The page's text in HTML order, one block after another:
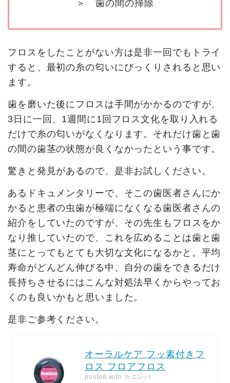
＞ 歯の間の掃除
フロスをしたことがない方は是非一回でもトライ
すると、最初の糸の匂いにびっくりされると思い
ます。
歯を磨いた後にフロスは手間がかかるのですが、
3日に一回、1週間に1回フロス文化を取り入れる
だけで糸の匂いがなくなります。それだけ歯と歯
の間の歯茎の状態が良くなかったという事です。
驚きと発見があるので、是非お試しください。
あるドキュメンタリーで、そこの歯医者さんにか
かると患者の虫歯が極端になくなる歯医者さんの
紹介をしていたのですが、その先生もフロスをか
なり推していたので、これを広めることは歯と歯
茎にとってもとても大切な文化になるかと。平均
寿命がどんどん伸びる中、自分の歯をできるだけ
長持ちさせるにはこんな対処法早くからやってお
くのも良いかもと思いました。
是非ご参考ください。
オーラルケア フッ素付きフ
ロス フロアフロス
posted with カエレバ